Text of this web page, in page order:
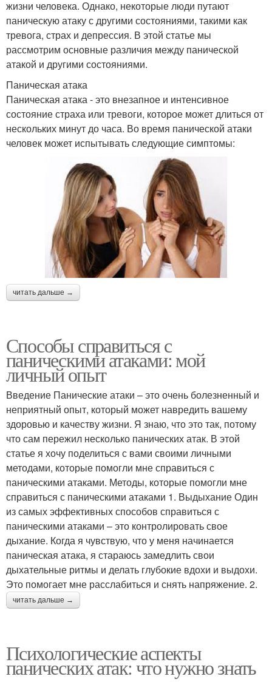
жизни человека. Однако, некоторые люди путают
паническую атаку с другими состояниями, такими как
тревога, страх и депрессия. В этой статье мы
рассмотрим основные различия между панической
атакой и другими состояниями.
Паническая атака
Паническая атака - это внезапное и интенсивное
состояние страха или тревоги, которое может длиться от
нескольких минут до часа. Во время панической атаки
человек может испытывать следующие симптомы:
читать дальше →
Способы справиться с
паническими атаками: мой
личный опыт
Введение Панические атаки – это очень болезненный и
неприятный опыт, который может навредить вашему
здоровью и качеству жизни. Я знаю, что это так, потому
что сам пережил несколько панических атак. В этой
статье я хочу поделиться с вами своими личными
методами, которые помогли мне справиться с
паническими атаками. Методы, которые помогли мне
справиться с паническими атаками 1. Выдыхание Один
из самых эффективных способов справиться с
паническими атаками – это контролировать свое
дыхание. Когда я чувствую, что у меня начинается
паническая атака, я стараюсь замедлить свои
дыхательные ритмы и делать глубокие вдохи и выдохи.
Это помогает мне расслабиться и снять напряжение. 2.
читать дальше →
Психологические аспекты
панических атак: что нужно знать